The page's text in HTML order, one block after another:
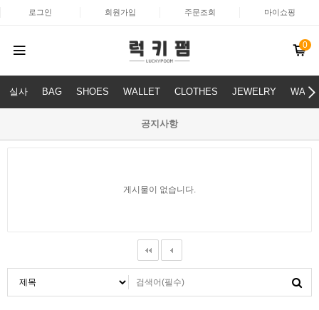
로그인 회원가입 주문조회 마이쇼핑
0
실사 BAG SHOES WALLET CLOTHES JEWELRY
공지사항
게시물이 없습니다.